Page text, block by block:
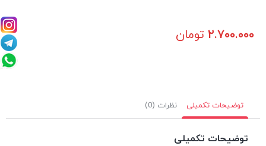
۲.۷۰۰.۰۰۰ تومان
توضیحات تکمیلی نظرات (0)
توضیحات تکمیلی